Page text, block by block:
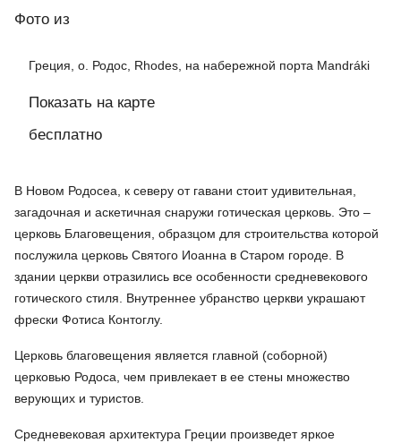
Фото из
Греция, о. Родос, Rhodes, на набережной порта Mandráki
Показать на карте
бесплатно
В Новом Родосеа, к северу от гавани стоит удивительная,
загадочная и аскетичная снаружи готическая церковь. Это –
церковь Благовещения, образцом для строительства которой
послужила церковь Святого Иоанна в Старом городе. В
здании церкви отразились все особенности средневекового
готического стиля. Внутреннее убранство церкви украшают
фрески Фотиса Контоглу.
Церковь благовещения является главной (соборной)
церковью Родоса, чем привлекает в ее стены множество
верующих и туристов.
Средневековая архитектура Греции произведет яркое